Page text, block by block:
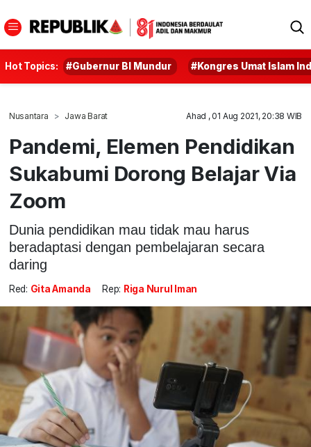
Hot Topics: #Gubernur BI Mundur #Kongres Umat Islam
Nusantara Jawa Barat Ahad , 01 Aug 2021, 20:38 WIB
Pandemi, Elemen Pendidikan
Sukabumi Dorong Belajar Via
Zoom
Dunia pendidikan mau tidak mau harus
beradaptasi dengan pembelajaran secara
daring
Red: Gita Amanda Rep: Riga Nurul Iman